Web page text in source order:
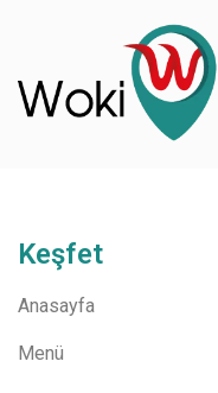
Keşfet
Anasayfa
Menü